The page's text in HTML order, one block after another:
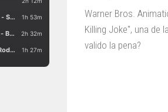
Warner Bros.
Killing Joke", una de
valido la pena?